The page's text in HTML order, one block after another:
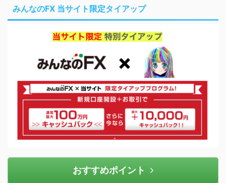
みんなのFX 当サイト限定タイアップ
おすすめポイント